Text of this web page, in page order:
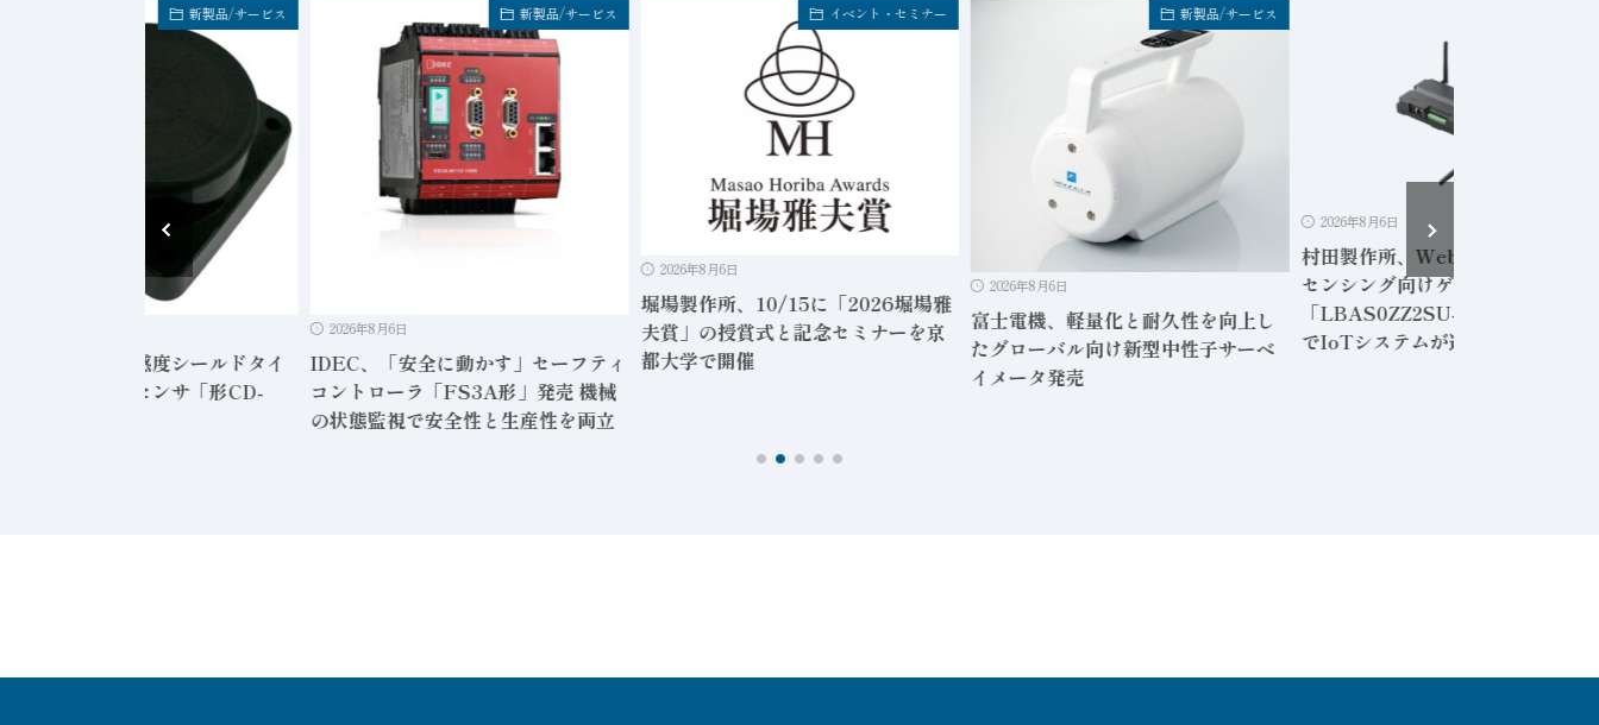
新製品/サービス
サテック、高感度シールドタイ
電容量形近接センサ「形CD-
新製品/サービス
2026年8月6日
IDEC、「安全に動かす」セーフティ
コントローラ「FS3A形」発売 機械
の状態監視で安全性と生産性を両立
イベント・セミナー
2026年8月6日
堀場製作所、10/15に「2026堀場雅
夫賞」の授賞式と記念セミナーを京
都大学で開催
新製品/サービス
2026年8月6日
富士電機、軽量化と耐久性を向上し
たグローバル向け新型中性子サーベ
イメータ発売
2026年8月6日
村田製作所、Webアプリ内蔵の無
センシング向けゲートウェイ
「LBAS0ZZ2SU-001」専用PC
でIoTシステムが運用可能に